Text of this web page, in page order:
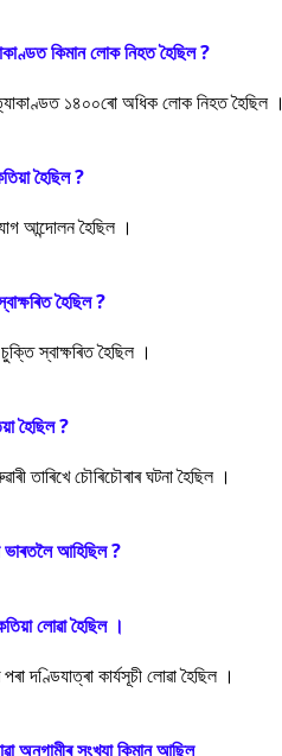
কিমান লোক নিহত হৈছিল ?
১৪০০ৰো অধিক লোক নিহত হৈছিল ।
হৈছিল ?
আন্দোলন হৈছিল ।
হৈছিল ?
স্বাক্ষৰিত হৈছিল ।
হৈছিল ?
তাৰিখে চৌৰিচৌৰাৰ ঘটনা হৈছিল ।
আহিছিল ?
লোৱা হৈছিল ।
দণ্ডিযাত্ৰা কাৰ্যসূচী লোৱা হৈছিল ।
অনুগামীৰ সংখ্যা কিমান আছিল